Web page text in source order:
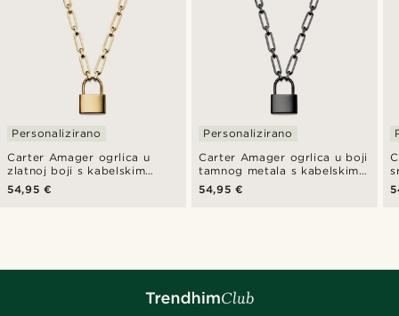
Carter Amager ogrlica u
zlatnoj boji s kabelskim
lancem i privjeskom u obliku
lokota
Personalizirano
54,95 €
Carter Amager ogrlica u boji
tamnog metala s kabelskim
lancem i privjeskom u obliku
lokota
Personalizirano
54,95 €